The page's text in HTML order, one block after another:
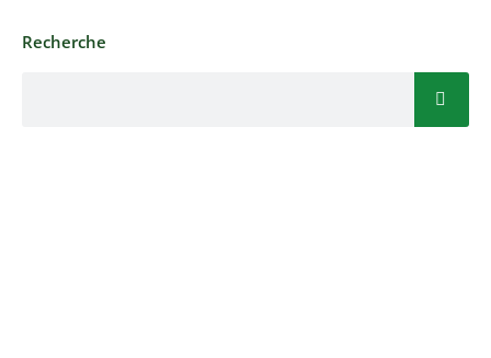
Recherche